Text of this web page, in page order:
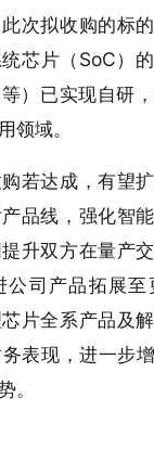
次拟收购的标
芯片（SoC）
）已实现自研
领域。
若达成，有望
品线，强化智
升双方在量产
公司产品拓展
片全系产品及
表现，进一步
。